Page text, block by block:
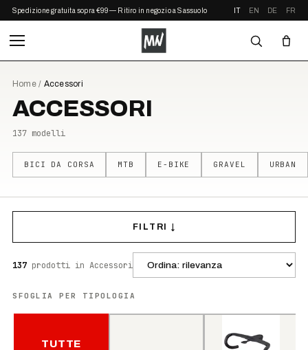
Spedizione gratuita sopra €99 — Ritiro in negozio a Sassuolo IT EN DE FR
Home/ Accessori
ACCESSORI
137 modelli
BICI DA CORSA MTB E-BIKE GRAVEL URBAN
FILTRI ↓
137 prodotti in Accessori
SFOGLIA PER TIPOLOGIA
TUTTE